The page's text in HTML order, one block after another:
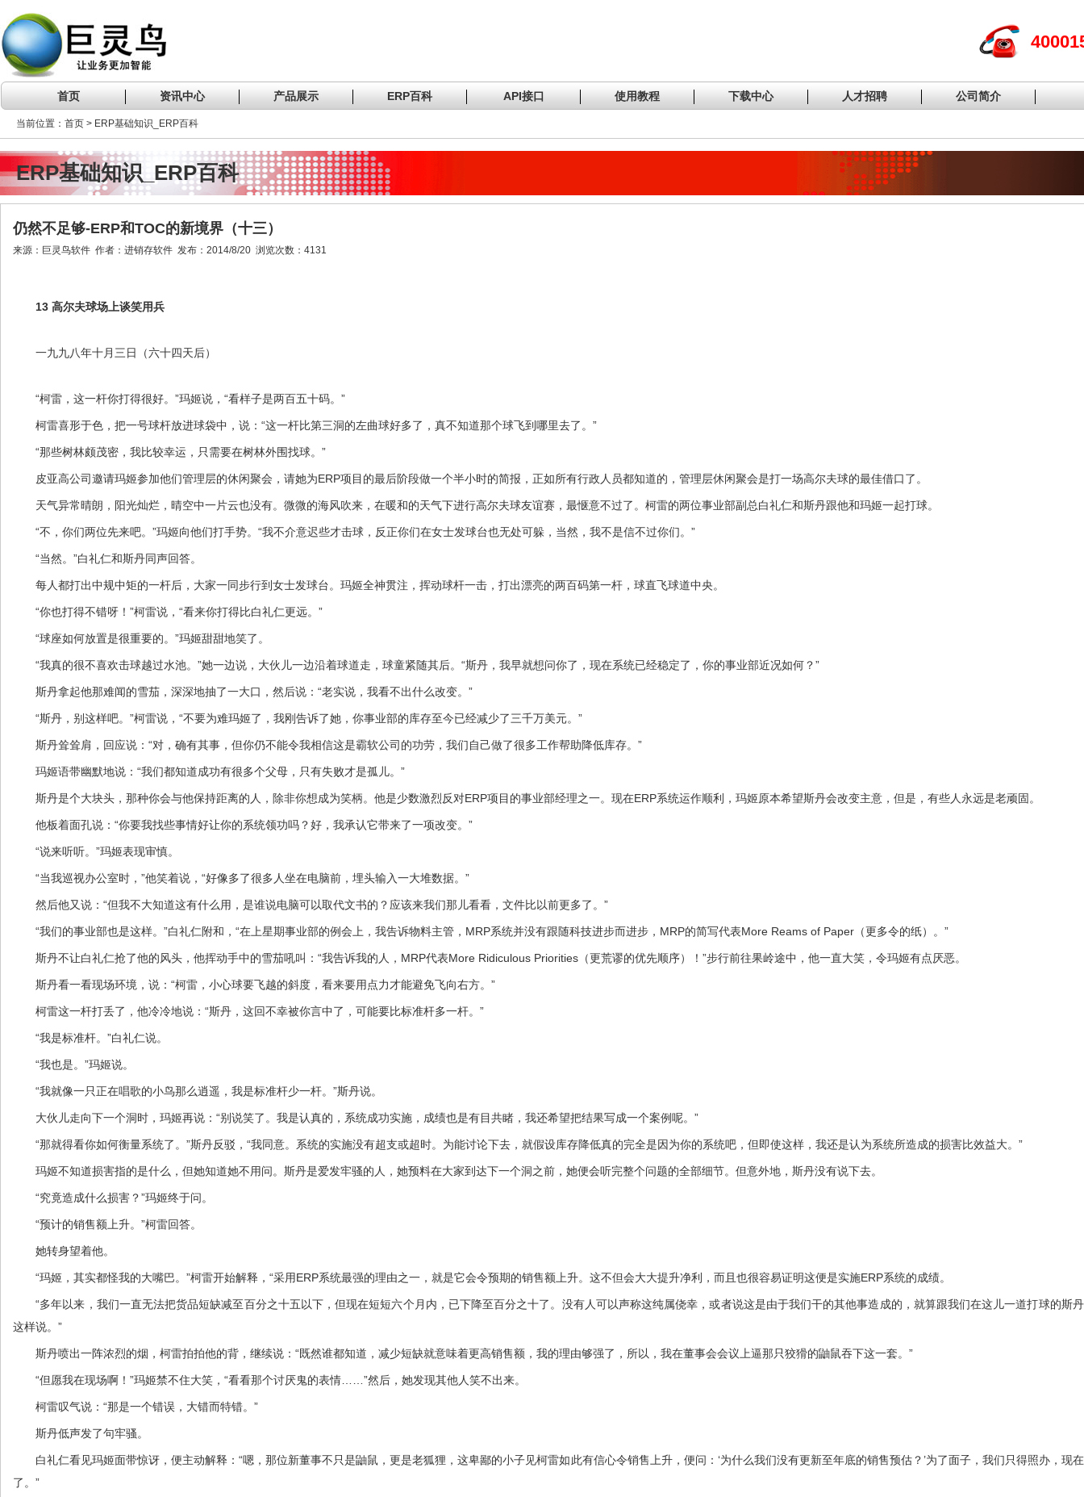
首页 资讯中心 产品展示 ERP百科 API接口 使用教程 下载中心 人才招聘 公司简介
当前位置：首页 > ERP基础知识_ERP百科
ERP基础知识_ERP百科
仍然不足够-ERP和TOC的新境界（十三）
来源：巨灵鸟软件 作者：进销存软件 发布：2014/8/20 浏览次数：4131
13 高尔夫球场上谈笑用兵
一九九八年十月三日（六十四天后）
“柯雷，这一杆你打得很好。”玛姬说，“看样子是两百五十码。”
柯雷喜形于色，把一号球杆放进球袋中，说：“这一杆比第三洞的左曲球好多了，真不知道那个球飞到哪里去了。”
“那些树林颇茂密，我比较幸运，只需要在树林外围找球。”
皮亚高公司邀请玛姬参加他们管理层的休闲聚会，请她为ERP项目的最后阶段做一个半小时的简报，正如所有行政人员都知道的，管理层休闲聚会是打一场高尔夫球的最佳借口了。
天气异常晴朗，阳光灿烂，晴空中一片云也没有。微微的海风吹来，在暖和的天气下进行高尔夫球友谊赛，最惬意不过了。柯雷的两位事业部副总白礼仁和斯丹跟他和玛姬一起打球。
“不，你们两位先来吧。”玛姬向他们打手势。“我不介意迟些才击球，反正你们在女士发球台也无处可躲，当然，我不是信不过你们。”
“当然。”白礼仁和斯丹同声回答。
每人都打出中规中矩的一杆后，大家一同步行到女士发球台。玛姬全神贯注，挥动球杆一击，打出漂亮的两百码第一杆，球直飞球道中央。
“你也打得不错呀！”柯雷说，“看来你打得比白礼仁更远。”
“球座如何放置是很重要的。”玛姬甜甜地笑了。
“我真的很不喜欢击球越过水池。”她一边说，大伙儿一边沿着球道走，球童紧随其后。“斯丹，我早就想问你了，现在系统已经稳定了，你的事业部近况如何？”
斯丹拿起他那难闻的雪茄，深深地抽了一大口，然后说：“老实说，我看不出什么改变。”
“斯丹，别这样吧。”柯雷说，“不要为难玛姬了，我刚告诉了她，你事业部的库存至今已经减少了三千万美元。”
斯丹耸耸肩，回应说：“对，确有其事，但你仍不能令我相信这是霸软公司的功劳，我们自己做了很多工作帮助降低库存。”
玛姬语带幽默地说：“我们都知道成功有很多个父母，只有失败才是孤儿。”
斯丹是个大块头，那种你会与他保持距离的人，除非你想成为笑柄。他是少数激烈反对ERP项目的事业部经理之一。现在ERP系统运作顺利，玛姬原本希望斯丹会改变主意，但是，有些人永远是老顽固。
他板着面孔说：“你要我找些事情好让你的系统领功吗？好，我承认它带来了一项改变。”
“说来听听。”玛姬表现审慎。
“当我巡视办公室时，”他笑着说，“好像多了很多人坐在电脑前，埋头输入一大堆数据。”
然后他又说：“但我不大知道这有什么用，是谁说电脑可以取代文书的？应该来我们那儿看看，文件比以前更多了。”
“我们的事业部也是这样。”白礼仁附和，“在上星期事业部的例会上，我告诉物料主管，MRP系统并没有跟随科技进步而进步，MRP的简写代表More Reams of Paper（更多令的纸）。”
斯丹不让白礼仁抢了他的风头，他挥动手中的雪茄吼叫：“我告诉我的人，MRP代表More Ridiculous Priorities（更荒谬的优先顺序）！”步行前往果岭途中，他一直大笑，令玛姬有点厌恶。
斯丹看一看现场环境，说：“柯雷，小心球要飞越的斜度，看来要用点力才能避免飞向右方。”
柯雷这一杆打丢了，他冷冷地说：“斯丹，这回不幸被你言中了，可能要比标准杆多一杆。”
“我是标准杆。”白礼仁说。
“我也是。”玛姬说。
“我就像一只正在唱歌的小鸟那么逍遥，我是标准杆少一杆。”斯丹说。
大伙儿走向下一个洞时，玛姬再说：“别说笑了。我是认真的，系统成功实施，成绩也是有目共睹，我还希望把结果写成一个案例呢。”
“那就得看你如何衡量系统了。”斯丹反驳，“我同意。系统的实施没有超支或超时。为能讨论下去，就假设库存降低真的完全是因为你的系统吧，但即使这样，我还是认为系统所造成的损害比效益大。”
玛姬不知道损害指的是什么，但她知道她不用问。斯丹是爱发牢骚的人，她预料在大家到达下一个洞之前，她便会听完整个问题的全部细节。但意外地，斯丹没有说下去。
“究竟造成什么损害？”玛姬终于问。
“预计的销售额上升。”柯雷回答。
她转身望着他。
“玛姬，其实都怪我的大嘴巴。”柯雷开始解释，“采用ERP系统最强的理由之一，就是它会令预期的销售额上升。这不但会大大提升净利，而且也很容易证明这便是实施ERP系统的成绩。
“多年以来，我们一直无法把货品短缺减至百分之十五以下，但现在短短六个月内，已下降至百分之十了。没有人可以声称这纯属侥幸，或者说这是由于我们干的其他事造成的，就算跟我们在这儿一道打球的斯
这样说。”
斯丹喷出一阵浓烈的烟，柯雷拍拍他的背，继续说：“既然谁都知道，减少短缺就意味着更高销售额，我的理由够强了，所以，我在董事会会议上逼那只狡猾的鼬鼠吞下这一套。”
“但愿我在现场啊！”玛姬禁不住大笑，“看看那个讨厌鬼的表情……”然后，她发现其他人笑不出来。
柯雷叹气说：“那是一个错误，大错而特错。”
斯丹低声发了句牢骚。
白礼仁看见玛姬面带惊讶，便主动解释：“嗯，那位新董事不只是鼬鼠，更是老狐狸，这卑鄙的小子见柯雷如此有信心令销售上升，便问：‘为什么我们没有更新至年底的销售预估？’为了面子，我们只得照办，现
了。”